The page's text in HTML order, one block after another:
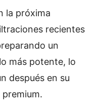
la próxima
recientes
un
más potente, lo
después en su